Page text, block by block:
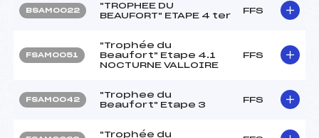
BSAM0022
"TROPHEE DU
BEAUFORT" ETAPE 4 ter
FFS
FSAM0051
"Trophée du
Beaufort" Etape 4.1
NOCTURNE VALLOIRE
FFS
FSAM0042
"Trophee du
Beaufort" Etape 3
FFS
"Trophée du